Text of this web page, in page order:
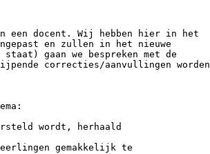
een docent. Wij hebben hier in het
en zullen in het nieuwe
gaan we bespreken met de
correcties/aanvullingen worden
wordt, herhaald
gemakkelijk te